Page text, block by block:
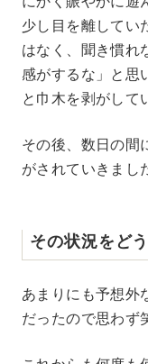
少し目を離してい
はなく、聞き慣れ
感がするな」と思
と巾木を剥がして
その後、数日の間
がされていきまし
その状況をど
あまりにも予想外
だったので思わず